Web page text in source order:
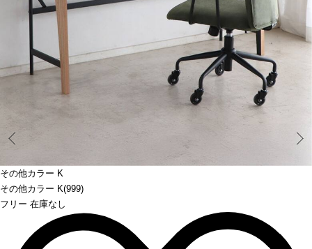
その他カラー K
その他カラー K(999)
フリー 在庫なし